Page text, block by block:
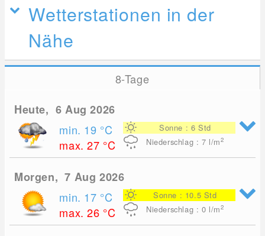
Wetterstationen in der
Nähe
8-Tage
Heute, 6 Aug 2026
min. 19 °C
max. 27 °C
Sonne : 6 Std
Niederschlag : 7 l/m2
Morgen, 7 Aug 2026
min. 17 °C
max. 26 °C
Sonne : 10.5 Std
Niederschlag : 0 l/m2